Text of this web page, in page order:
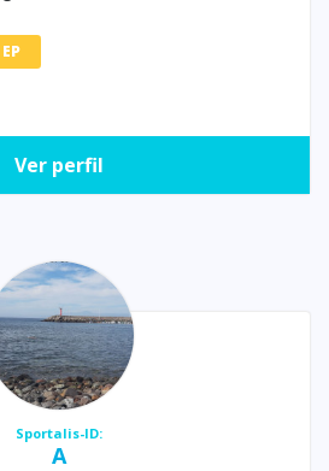
EP
Ver perfil
Sportalis-ID:
A